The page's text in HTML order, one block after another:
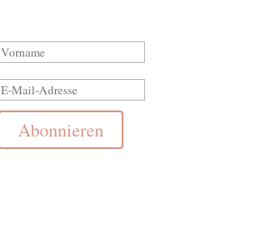
Abonnieren